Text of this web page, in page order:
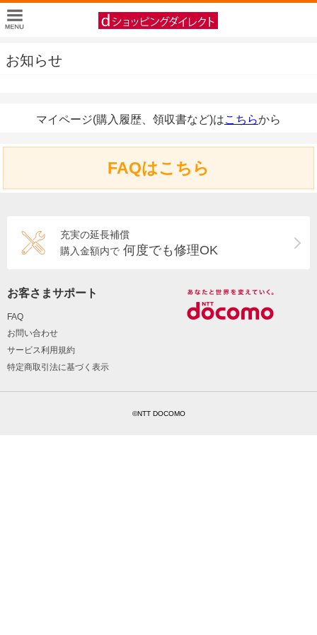
お知らせ
マイページ(購入履歴、領収書など)はこちらから
FAQはこちら
充実の延長補償
購入金額内で 何度でも修理OK
お客さまサポート
FAQ
お問い合わせ
サービス利用規約
特定商取引法に基づく表示
©NTT DOCOMO